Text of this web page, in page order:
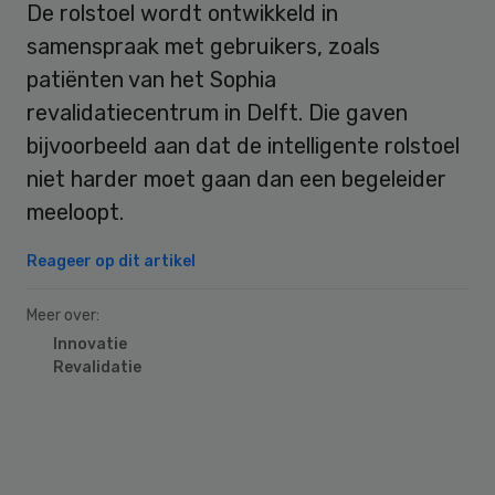
De rolstoel wordt ontwikkeld in
samenspraak met gebruikers, zoals
patiënten van het Sophia
revalidatiecentrum in Delft. Die gaven
bijvoorbeeld aan dat de intelligente rolstoel
niet harder moet gaan dan een begeleider
meeloopt.
Reageer op dit artikel
Meer over:
Innovatie
Revalidatie